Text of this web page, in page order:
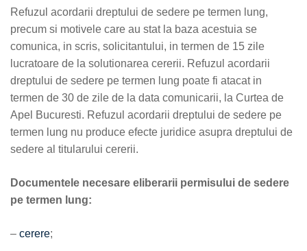
Refuzul acordarii dreptului de sedere pe termen lung,
precum si motivele care au stat la baza acestuia se
comunica, in scris, solicitantului, in termen de 15 zile
lucratoare de la solutionarea cererii. Refuzul acordarii
dreptului de sedere pe termen lung poate fi atacat in
termen de 30 de zile de la data comunicarii, la Curtea de
Apel Bucuresti. Refuzul acordarii dreptului de sedere pe
termen lung nu produce efecte juridice asupra dreptului de
sedere al titularului cererii.
Documentele necesare eliberarii permisului de sedere
pe termen lung:
– cerere;